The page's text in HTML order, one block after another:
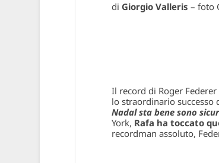
di Giorgio Valleris – foto
Il record di Roger
lo straordinario successo
Nadal sta bene sono
York, Rafa ha toccato
recordman assoluto,